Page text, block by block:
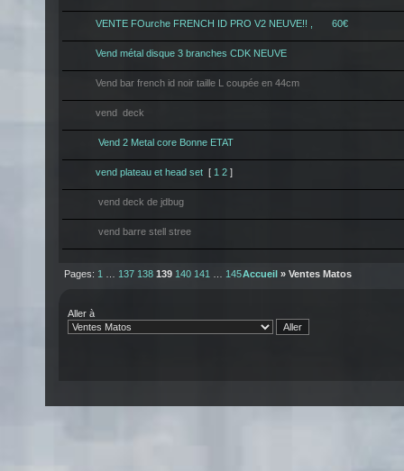
VENTE FOurche FRENCH ID PRO V2 NEUVE!! , 60€
Vend métal disque 3 branches CDK NEUVE
Vend bar french id noir taille L coupée en 44cm
vend deck
Vend 2 Metal core Bonne ETAT
vend plateau et head set [ 1 2 ]
vend deck de jdbug
vend barre stell stree
Pages: 1 137 138 139 140 141 145Accueil » Ventes Matos
Aller à